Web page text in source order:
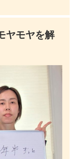
ヤモヤを解